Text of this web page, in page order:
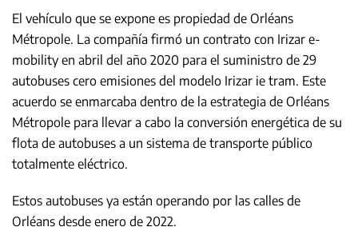
El vehículo que se expone es propiedad de Orléans
Métropole. La compañía firmó un contrato con Irizar e-
mobility en abril del año 2020 para el suministro de 29
autobuses cero emisiones del modelo Irizar ie tram. Este
acuerdo se enmarcaba dentro de la estrategia de Orléans
Métropole para llevar a cabo la conversión energética de su
flota de autobuses a un sistema de transporte público
totalmente eléctrico.
Estos autobuses ya están operando por las calles de
Orléans desde enero de 2022.